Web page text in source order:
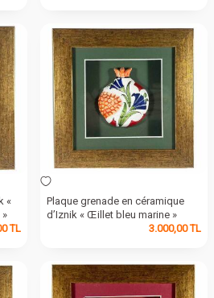
«
TL
Plaque grenade en céramique
d’Iznik « Œillet bleu marine »
3.000,00TL